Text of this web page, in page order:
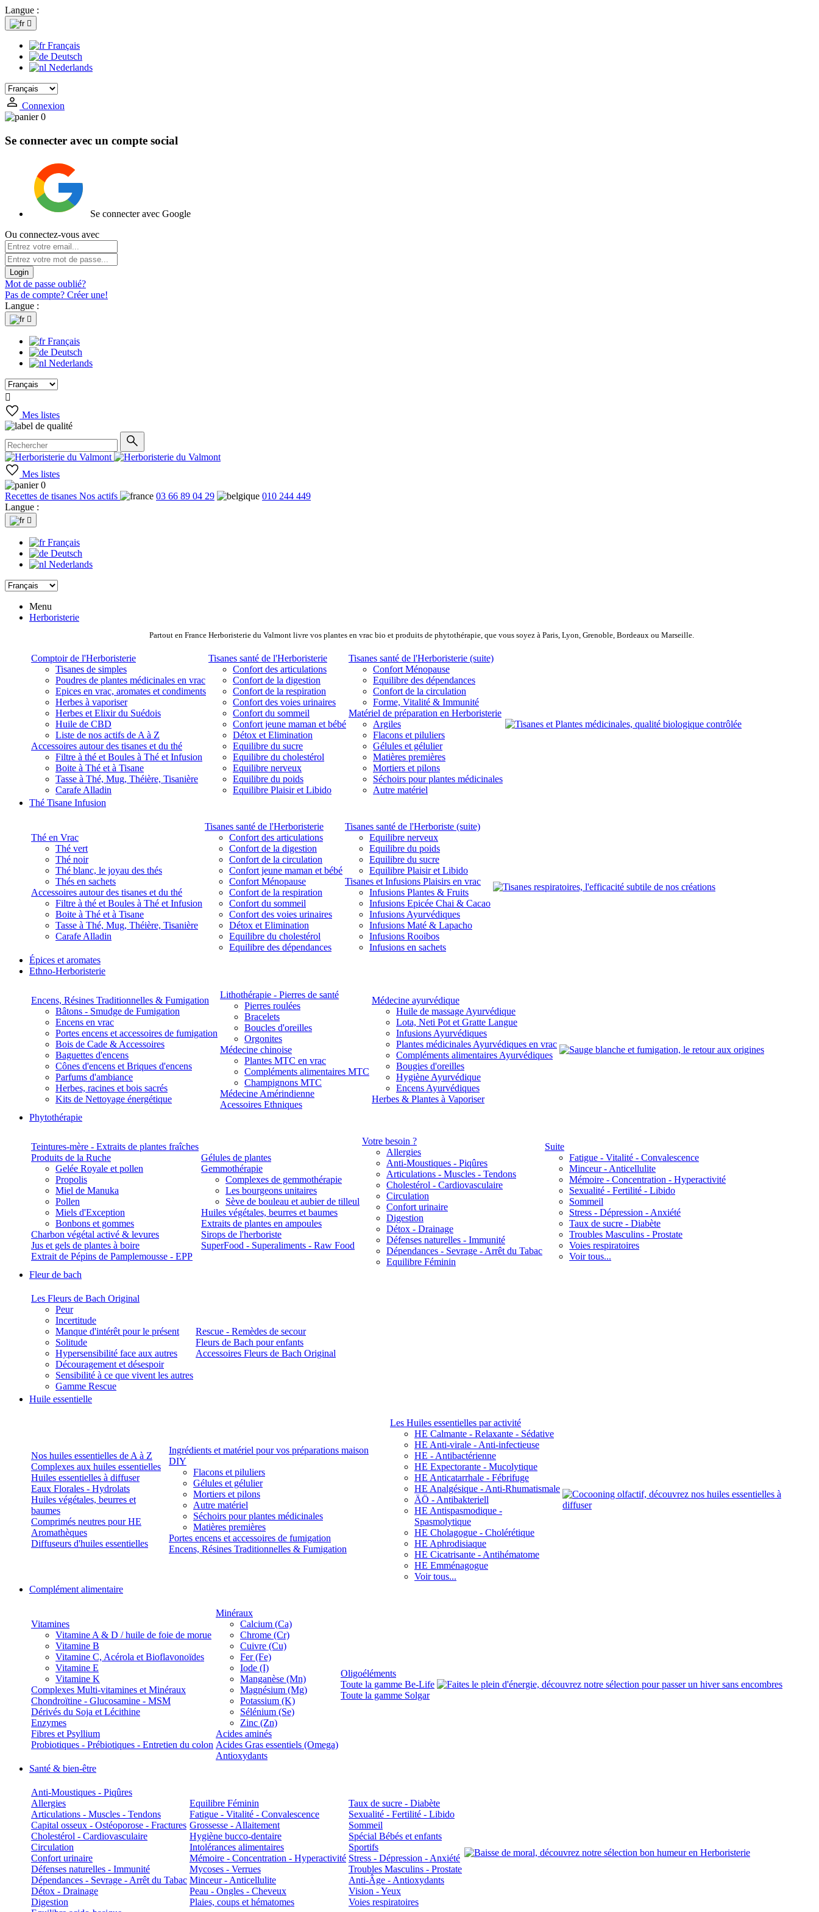
Langue :

Français
Deutsch
Nederlands
Connexion
0
Se connecter avec un compte social
Se connecter avec Google
Ou connectez-vous avec
Login
Mot de passe oublié?
Pas de compte? Créer une!
Langue :

Français
Deutsch
Nederlands

Mes listes
Mes listes
0
Recettes de tisanes Nos actifs 03 66 89 04 29
010 244 449
Langue :

Français
Deutsch
Nederlands
Menu
Herboristerie
Partout en France Herboristerie du Valmont livre vos plantes en vrac bio et produits de phytothérapie, que vous soyez à Paris, Lyon, Grenoble, Bordeaux ou Marseille.
Comptoir de l'Herboristerie
Tisanes de simples
Poudres de plantes médicinales en vrac
Epices en vrac, aromates et condiments
Herbes à vaporiser
Herbes et Elixir du Suédois
Huile de CBD
Liste de nos actifs de A à Z
Accessoires autour des tisanes et du thé
Filtre à thé et Boules à Thé et Infusion
Boite à Thé et à Tisane
Tasse à Thé, Mug, Théière, Tisanière
Carafe Alladin
Tisanes santé de l'Herboristerie
Confort des articulations
Confort de la digestion
Confort de la respiration
Confort des voies urinaires
Confort du sommeil
Confort jeune maman et bébé
Détox et Elimination
Equilibre du sucre
Equilibre du cholestérol
Equilibre nerveux
Equilibre du poids
Equilibre Plaisir et Libido
Tisanes santé de l'Herboristerie (suite)
Confort Ménopause
Equilibre des dépendances
Confort de la circulation
Forme, Vitalité & Immunité
Matériel de préparation en Herboristerie
Argiles
Flacons et piluliers
Gélules et gélulier
Matières premières
Mortiers et pilons
Séchoirs pour plantes médicinales
Autre matériel
Thé Tisane Infusion
Thé en Vrac
Thé vert
Thé noir
Thé blanc, le joyau des thés
Thés en sachets
Accessoires autour des tisanes et du thé
Filtre à thé et Boules à Thé et Infusion
Boite à Thé et à Tisane
Tasse à Thé, Mug, Théière, Tisanière
Carafe Alladin
Tisanes santé de l'Herboristerie
Confort des articulations
Confort de la digestion
Confort de la circulation
Confort jeune maman et bébé
Confort Ménopause
Confort de la respiration
Confort du sommeil
Confort des voies urinaires
Détox et Elimination
Equilibre du cholestérol
Equilibre des dépendances
Tisanes santé de l'Herboriste (suite)
Equilibre nerveux
Equilibre du poids
Equilibre du sucre
Equilibre Plaisir et Libido
Tisanes et Infusions Plaisirs en vrac
Infusions Plantes & Fruits
Infusions Epicée Chai & Cacao
Infusions Ayurvédiques
Infusions Maté & Lapacho
Infusions Rooibos
Infusions en sachets
Épices et aromates
Ethno-Herboristerie
Encens, Résines Traditionnelles & Fumigation
Bâtons - Smudge de Fumigation
Encens en vrac
Portes encens et accessoires de fumigation
Bois de Cade & Accessoires
Baguettes d'encens
Cônes d'encens et Briques d'encens
Parfums d'ambiance
Herbes, racines et bois sacrés
Kits de Nettoyage énergétique
Lithothérapie - Pierres de santé
Pierres roulées
Bracelets
Boucles d'oreilles
Orgonites
Médecine chinoise
Plantes MTC en vrac
Compléments alimentaires MTC
Champignons MTC
Médecine Amérindienne
Acessoires Ethniques
Médecine ayurvédique
Huile de massage Ayurvédique
Lota, Neti Pot et Gratte Langue
Infusions Ayurvédiques
Plantes médicinales Ayurvédiques en vrac
Compléments alimentaires Ayurvédiques
Bougies d'oreilles
Hygiène Ayurvédique
Encens Ayurvédiques
Herbes & Plantes à Vaporiser
Phytothérapie
Teintures-mère - Extraits de plantes fraîches
Produits de la Ruche
Gelée Royale et pollen
Propolis
Miel de Manuka
Pollen
Miels d'Exception
Bonbons et gommes
Charbon végétal activé & levures
Jus et gels de plantes à boire
Extrait de Pépins de Pamplemousse - EPP
Gélules de plantes
Gemmothérapie
Complexes de gemmothérapie
Les bourgeons unitaires
Sève de bouleau et aubier de tilleul
Huiles végétales, beurres et baumes
Extraits de plantes en ampoules
Sirops de l'herboriste
SuperFood - Superaliments - Raw Food
Votre besoin ?
Allergies
Anti-Moustiques - Piqûres
Articulations - Muscles - Tendons
Cholestérol - Cardiovasculaire
Circulation
Confort urinaire
Digestion
Détox - Drainage
Défenses naturelles - Immunité
Dépendances - Sevrage - Arrêt du Tabac
Equilibre Féminin
Suite
Fatigue - Vitalité - Convalescence
Minceur - Anticellulite
Mémoire - Concentration - Hyperactivité
Sexualité - Fertilité - Libido
Sommeil
Stress - Dépression - Anxiété
Taux de sucre - Diabète
Troubles Masculins - Prostate
Voies respiratoires
Voir tous...
Fleur de bach
Les Fleurs de Bach Original
Peur
Incertitude
Manque d'intérêt pour le présent
Solitude
Hypersensibilité face aux autres
Découragement et désespoir
Sensibilité à ce que vivent les autres
Gamme Rescue
Rescue - Remèdes de secour
Fleurs de Bach pour enfants
Accessoires Fleurs de Bach Original
Huile essentielle
Nos huiles essentielles de A à Z
Complexes aux huiles essentielles
Huiles essentielles à diffuser
Eaux Florales - Hydrolats
Huiles végétales, beurres et
baumes
Comprimés neutres pour HE
Aromathèques
Diffuseurs d'huiles essentielles
Ingrédients et matériel pour vos préparations maison
DIY
Flacons et piluliers
Gélules et gélulier
Mortiers et pilons
Autre matériel
Séchoirs pour plantes médicinales
Matières premières
Portes encens et accessoires de fumigation
Encens, Résines Traditionnelles & Fumigation
Les Huiles essentielles par activité
HE Calmante - Relaxante - Sédative
HE Anti-virale - Anti-infectieuse
HE - Antibactérienne
HE Expectorante - Mucolytique
HE Anticatarrhale - Fébrifuge
HE Analgésique - Anti-Rhumatismale
ÄÖ - Antibakteriell
HE Antispasmodique -
Spasmolytique
HE Cholagogue - Cholérétique
HE Aphrodisiaque
HE Cicatrisante - Antihématome
HE Emménagogue
Voir tous...
Complément alimentaire
Vitamines
Vitamine A & D / huile de foie de morue
Vitamine B
Vitamine C, Acérola et Bioflavonoïdes
Vitamine E
Vitamine K
Complexes Multi-vitamines et Minéraux
Chondroïtine - Glucosamine - MSM
Dérivés du Soja et Lécithine
Enzymes
Fibres et Psyllium
Probiotiques - Prébiotiques - Entretien du colon
Minéraux
Calcium (Ca)
Chrome (Cr)
Cuivre (Cu)
Fer (Fe)
Iode (I)
Manganèse (Mn)
Magnésium (Mg)
Potassium (K)
Sélénium (Se)
Zinc (Zn)
Acides aminés
Acides Gras essentiels (Omega)
Antioxydants
Oligoéléments
Toute la gamme Be-Life
Toute la gamme Solgar
Santé & bien-être
Anti-Moustiques - Piqûres
Allergies
Articulations - Muscles - Tendons
Capital osseux - Ostéoporose - Fractures
Cholestérol - Cardiovasculaire
Circulation
Confort urinaire
Défenses naturelles - Immunité
Dépendances - Sevrage - Arrêt du Tabac
Détox - Drainage
Digestion
Equilibre Féminin
Fatigue - Vitalité - Convalescence
Grossesse - Allaitement
Hygiène bucco-dentaire
Intolérances alimentaires
Mémoire - Concentration - Hyperactivité
Mycoses - Verrues
Minceur - Anticellulite
Peau - Ongles - Cheveux
Plaies, coups et hématomes
Taux de sucre - Diabète
Sexualité - Fertilité - Libido
Sommeil
Spécial Bébés et enfants
Sportifs
Stress - Dépression - Anxiété
Troubles Masculins - Prostate
Anti-Âge - Antioxydants
Vision - Yeux
Voies respiratoires